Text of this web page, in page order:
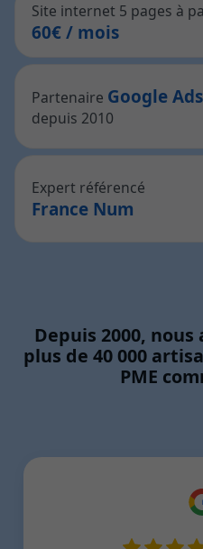
Site internet 5 pages à
60€ / mois
Partenaire Google Ads
depuis 2010
Expert référencé
France Num
Depuis 2000,
plus de 40 000
PME